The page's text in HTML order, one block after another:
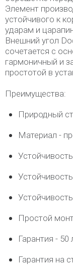
Элемент
устойчивого к
ударам и
Внешний угол
сочетается с
гармоничный и
простотой в
Преимущества:
Природный
Материал -
Простой
Гарантия - 50
Гарантия на